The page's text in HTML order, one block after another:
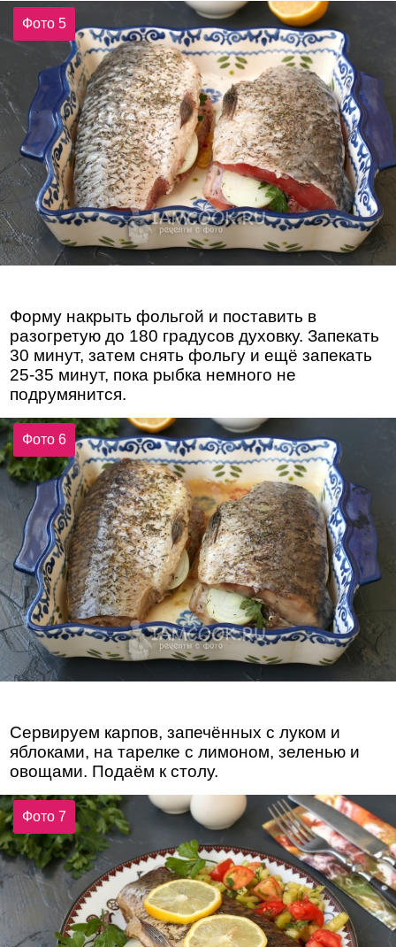
Фото 5
Форму накрыть фольгой и поставить в
разогретую до 180 градусов духовку. Запекать
30 минут, затем снять фольгу и ещё запекать
25-35 минут, пока рыбка немного не
подрумянится.
Фото 6
Сервируем карпов, запечённых с луком и
яблоками, на тарелке с лимоном, зеленью и
овощами. Подаём к столу.
Фото 7